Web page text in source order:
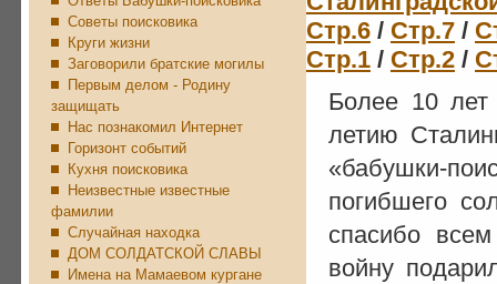
Советы поисковика
Круги жизни
Заговорили братские могилы
Первым делом - Родину
защищать
Нас познакомил Интернет
Горизонт событий
Кухня поисковика
Неизвестные известные
фамилии
Случайная находка
ДОМ СОЛДАТСКОЙ СЛАВЫ
Имена на Мамаевом кургане
Стр.6 / Стр.7 /
Стр.1 / Стр.2 /
Более 10 лет
летию
«бабушки-
погибшего
спасибо
войну